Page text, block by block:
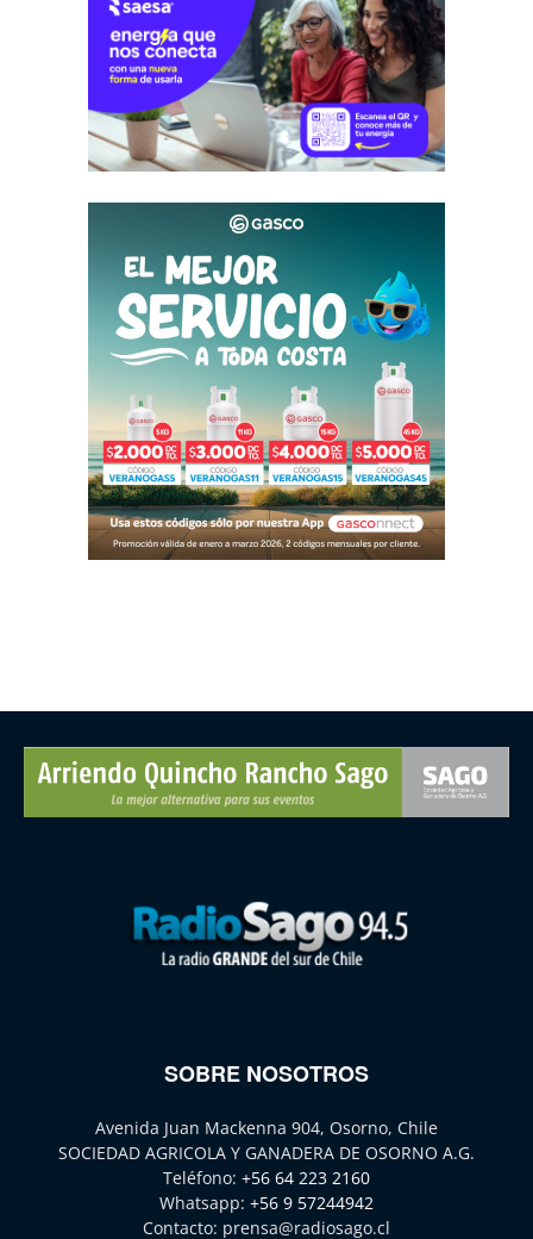
SOBRE NOSOTROS
Avenida Juan Mackenna 904, Osorno, Chile
SOCIEDAD AGRICOLA Y GANADERA DE OSORNO A.G.
Teléfono: +56 64 223 2160
Whatsapp: +56 9 57244942
Contacto: prensa@radiosago.cl